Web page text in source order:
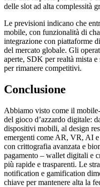
delle slot ad alta complessità
Le previsioni indicano che
mobile, con funzionalità di
integrazione con piattaforme
del mercato globale. Gli
aperte, SDK per realtà mista
per rimanere competitivi.
Conclusione
Abbiamo visto come il
del gioco d’azzardo digitale:
dispositivi mobili, al design
emergenti come AR, VR, AI
con crittografia avanzata e
pagamento – wallet digitali e
più rapide e trasparenti. Le
notification e gamification
chiave per mantenere alta la